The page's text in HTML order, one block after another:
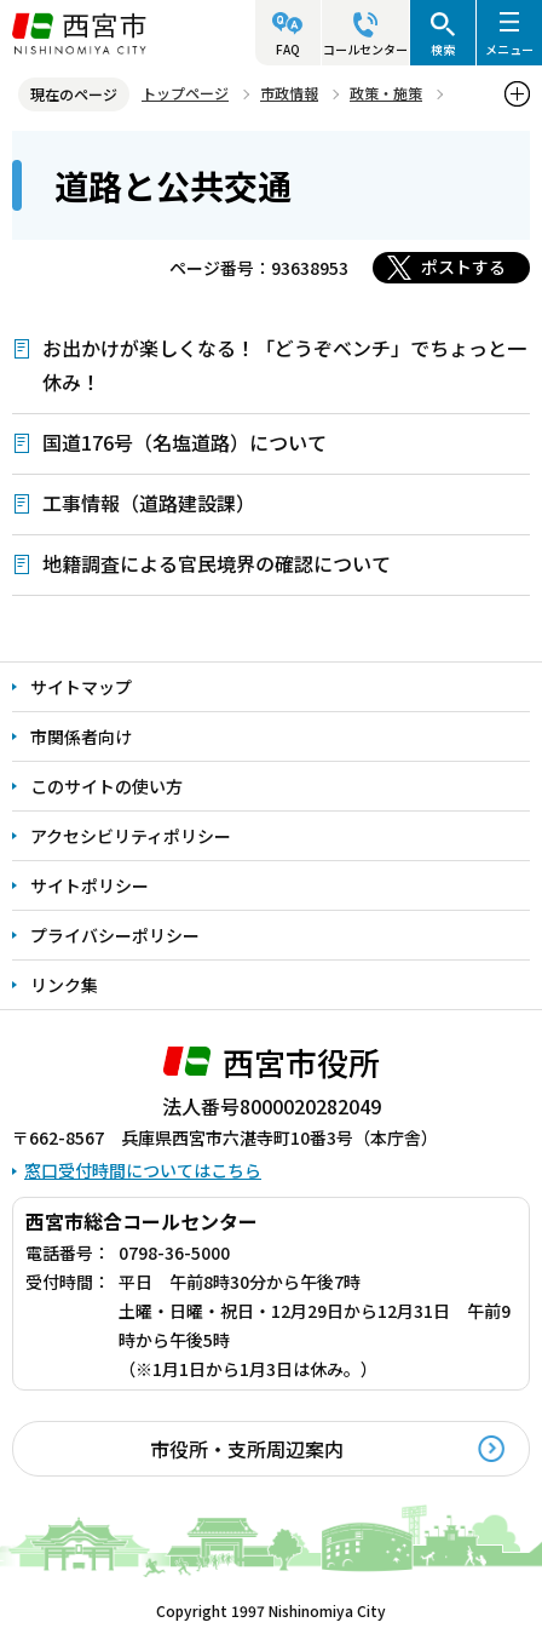
こ
の
ジ
先
FAQ コールセンター 検索 メニュー
現在のページ トップページ 市政情報
政策・施策
こ
道路と公共交通
ページ番号：93638953 ポストする
お出かけが楽しくなる！「どうぞベンチ」でちょっと一
休み！
国道176号（名塩道路）について
工事情報（道路建設課）
地籍調査による官民境界の確認について
文
こ
こ
ま
で
サイトマップ
市関係者向け
このサイトの使い方
アクセシビリティポリシー
サイトポリシー
プライバシーポリシー
リンク集
西宮市役所
法人番号8000020282049
〒662-8567 兵庫県西宮市六湛寺町10番3号（本庁舎）
窓口受付時間についてはこちら
西宮市総合コールセンター
電話番号：
0798-36-5000
受付時間：
平日 午前8時30分から午後7時
土曜・日曜・祝日・12月29日から12月31日 午前9
時から午後5時
（※1月1日から1月3日は休み。）
市役所・支所周辺案内
Copyright 1997 Nishinomiya City